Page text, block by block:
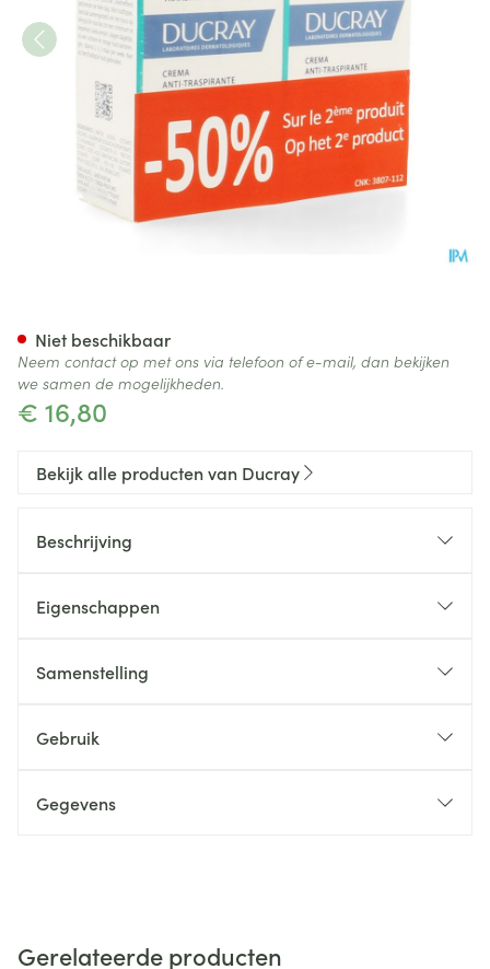
€ 16,80
Niet beschikbaar
Neem contact op met ons via telefoon of e-mail, dan bekijken
we samen de mogelijkheden.
Bekijk alle producten van Ducray
Beschrijving
Eigenschappen
Samenstelling
Gebruik
Gegevens
Gerelateerde producten